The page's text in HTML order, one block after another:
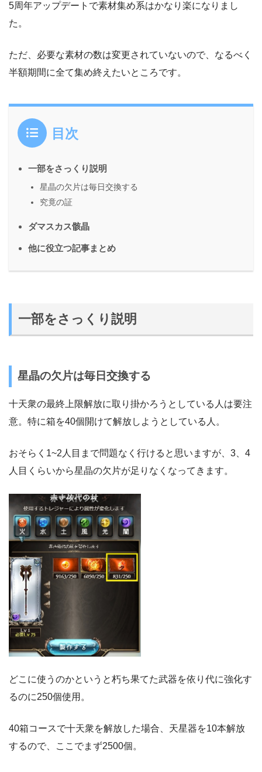
5周年アップデートで素材集め系はかなり楽になりまし
た。
ただ、必要な素材の数は変更されていないので、なるべく
半額期間に全て集め終えたいところです。
目次
一部をさっくり説明
星晶の欠片は毎日交換する
究竟の証
ダマスカス骸晶
他に役立つ記事まとめ
一部をさっくり説明
星晶の欠片は毎日交換する
十天衆の最終上限解放に取り掛かろうとしている人は要注
意。特に箱を40個開けて解放しようとしている人。
おそらく1~2人目まで問題なく行けると思いますが、3、4
人目くらいから星晶の欠片が足りなくなってきます。
どこに使うのかというと朽ち果てた武器を依り代に強化す
るのに250個使用。
40箱コースで十天衆を解放した場合、天星器を10本解放
するので、ここでまず2500個。